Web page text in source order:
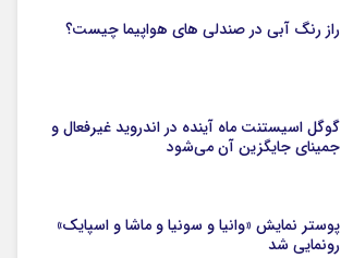
راز رنگ آبی در صندلی های هواپیما چیست؟
گوگل اسیستنت ماه آینده در اندروید غیرفعال و
جمینای جایگزین آن می‌شود
پوستر نمایش «وانیا و سونیا و ماشا و اسپایک»
رونمایی شد